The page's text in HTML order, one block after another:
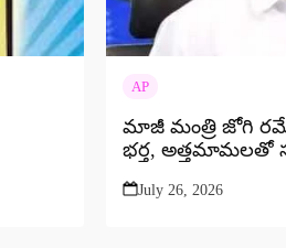
AP
మాజీ మంత్రి జోగి
భర్త, అత్తమామలతో
July 26, 2026